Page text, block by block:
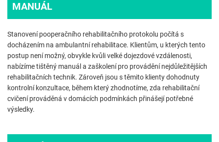
MANUÁL
Stanovení pooperačního rehabilitačního protokolu počítá s
docházením na ambulantní rehabilitace. Klientům, u kterých tento
postup není možný, obvykle kvůli velké dojezdové vzdálenosti,
nabízíme tištěný manuál a zaškolení pro provádění nejdůležitějších
rehabilitačních technik. Zároveň jsou s těmito klienty dohodnuty
kontrolní konzultace, během který zhodnotíme, zda rehabilitační
cvičení prováděná v domácích podmínkách přinášejí potřebné
výsledky.